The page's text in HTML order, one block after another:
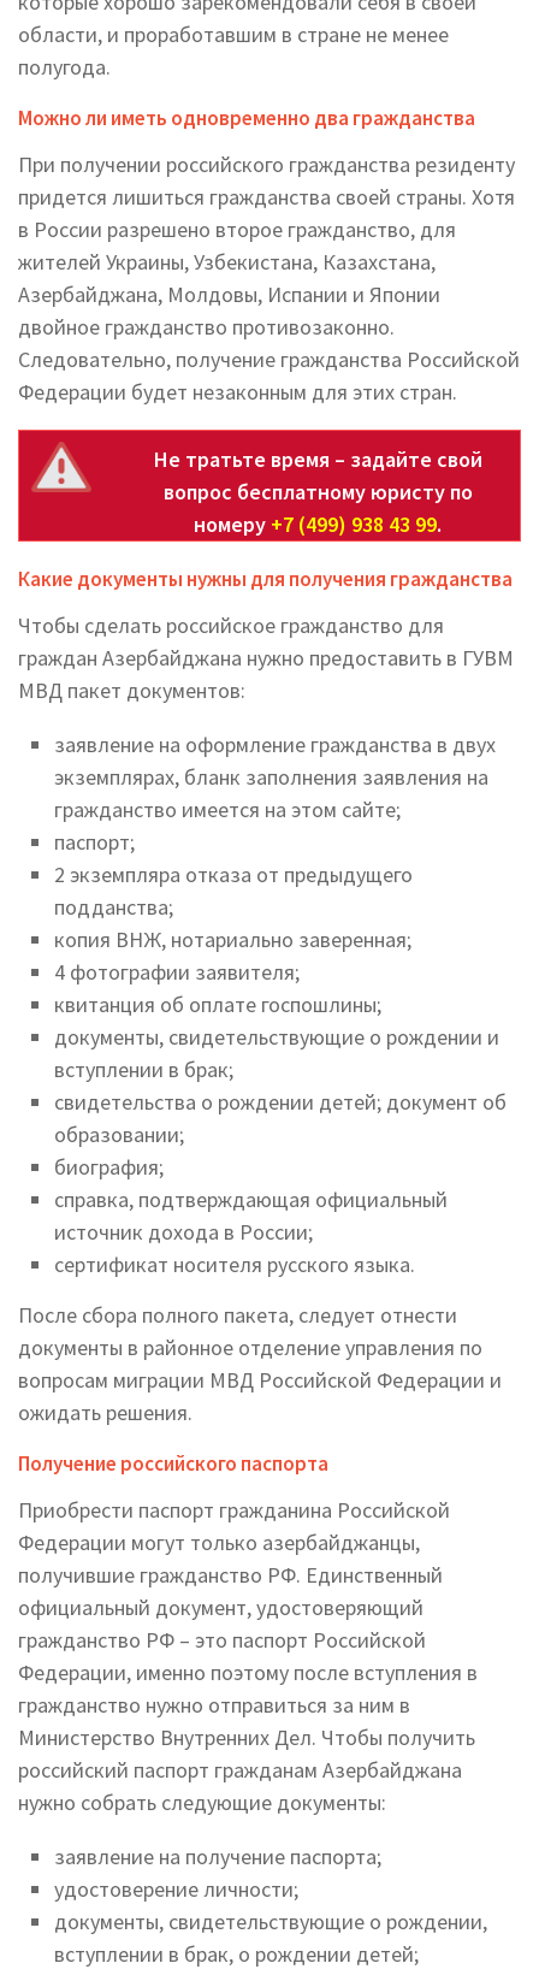
области, и проработавшим в стране не менее
полугода.
Можно ли иметь одновременно два гражданства
При получении российского гражданства резиденту
придется лишиться гражданства своей страны. Хотя
в России разрешено второе гражданство, для
жителей Украины, Узбекистана, Казахстана,
Азербайджана, Молдовы, Испании и Японии
двойное гражданство противозаконно.
Следовательно, получение гражданства Российской
Федерации будет незаконным для этих стран.
Не тратьте время – задайте свой
вопрос бесплатному юристу по
номеру +7 (499) 938 43 99.
Какие документы нужны для получения гражданства
Чтобы сделать российское гражданство для
граждан Азербайджана нужно предоставить в ГУВМ
МВД пакет документов:
заявление на оформление гражданства в двух
экземплярах, бланк заполнения заявления на
гражданство имеется на этом сайте;
паспорт;
2 экземпляра отказа от предыдущего
подданства;
копия ВНЖ, нотариально заверенная;
4 фотографии заявителя;
квитанция об оплате госпошлины;
документы, свидетельствующие о рождении и
вступлении в брак;
свидетельства о рождении детей; документ об
образовании;
биография;
справка, подтверждающая официальный
источник дохода в России;
сертификат носителя русского языка.
После сбора полного пакета, следует отнести
документы в районное отделение управления по
вопросам миграции МВД Российской Федерации и
ожидать решения.
Получение российского паспорта
Приобрести паспорт гражданина Российской
Федерации могут только азербайджанцы,
получившие гражданство РФ. Единственный
официальный документ, удостоверяющий
гражданство РФ – это паспорт Российской
Федерации, именно поэтому после вступления в
гражданство нужно отправиться за ним в
Министерство Внутренних Дел. Чтобы получить
российский паспорт гражданам Азербайджана
нужно собрать следующие документы:
заявление на получение паспорта;
удостоверение личности;
документы, свидетельствующие о рождении,
вступлении в брак, о рождении детей;